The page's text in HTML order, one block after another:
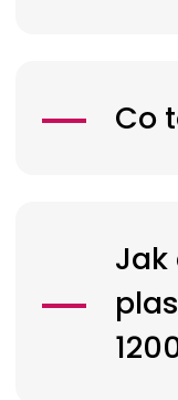
Co
Jak